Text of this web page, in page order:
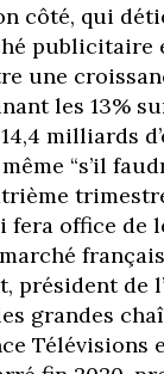
côté, qui
publicitaire
une
les 13%
milliards
“s’il
fera office de
président de
grandes
Télévisions